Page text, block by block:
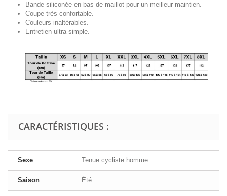
Bande siliconée en bas de maillot pour un meilleur maintien.
Coupe très confortable.
Couleurs inaltérables.
Entretien ultra-simple.
CARACTÉRISTIQUES :
Sexe Tenue cycliste homme
Saison Été